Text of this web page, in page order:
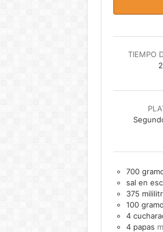
TIEMPO
700
sal en
375
100
4
4 papas